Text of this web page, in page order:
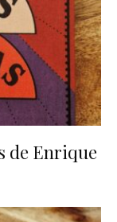
de Enrique